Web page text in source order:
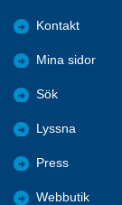
Kontakt
Mina sidor
Sök
Lyssna
Press
Webbutik